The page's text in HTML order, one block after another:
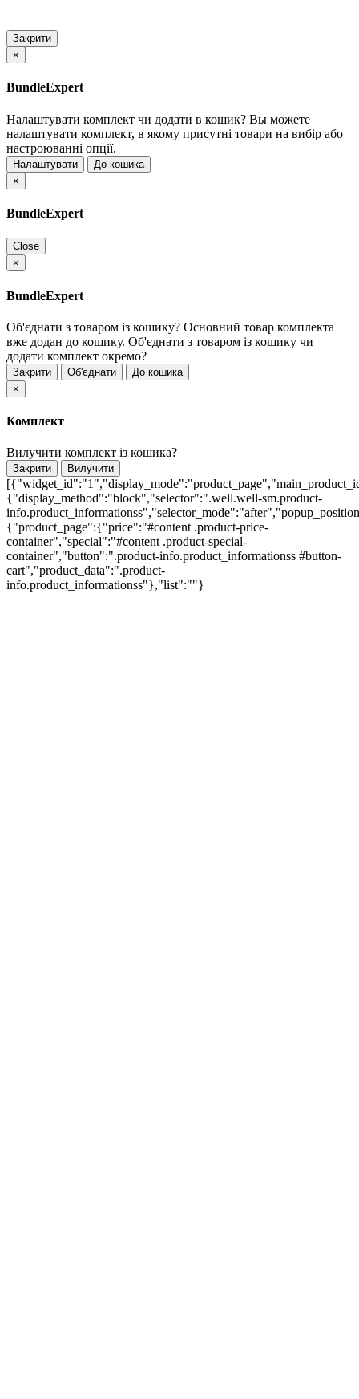
Закрити
×
BundleExpert
Налаштувати комплект чи додати в кошик? Вы можете
налаштувати комплект, в якому присутні товари на вибір або
настроюванні опції.
Налаштувати
До кошика
×
BundleExpert
Close
×
BundleExpert
Об'єднати з товаром із кошику? Основний товар комплекта
вже додан до кошику. Об'єднати з товаром із кошику чи
додати комплект окремо?
Закрити Об'єднати
До кошика
×
Комплект
Вилучити комплект із кошика?
Закрити Вилучити
{"display_method":"block","selector":".well.well-sm.product-
{"product_page":{"price":"#content .product-price-
container","special":"#content .product-special-
container","button":".product-info.product_informationss #button-
cart","product_data":".product-
info.product_informationss"},"list":""}